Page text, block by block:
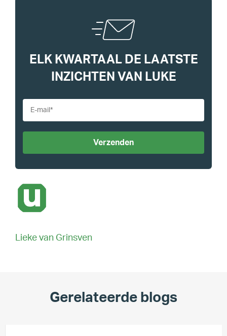
ELK KWARTAAL DE LAATSTE
INZICHTEN VAN LUKE
Lieke van Grinsven
Gerelateerde blogs